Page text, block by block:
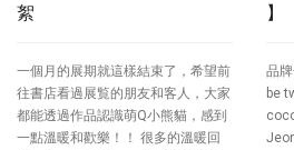
絮
一個月的展期就這樣結束了，希望前
往書店看過展覧的朋友和客人，大家
都能透過作品認識萌Q小熊貓，感到
一點溫暖和歡樂！！ 很多的溫暖回
】
品
be